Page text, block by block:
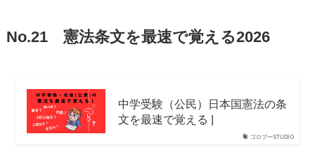
No.21 憲法条文を最速で覚える2026
ゴロブーSTUDIO
中学受験（公民）日本国憲法の条
文を最速で覚える |